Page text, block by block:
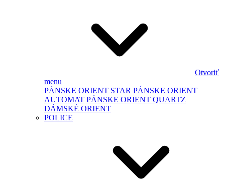
Otvoriť
menu
PÁNSKE ORIENT STAR PÁNSKE ORIENT
AUTOMAT PÁNSKE ORIENT QUARTZ
DÁMSKÉ ORIENT
POLICE